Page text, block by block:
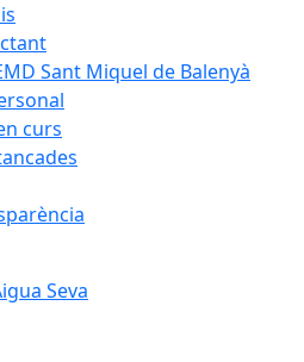
Sant Miquel de Balenyà
curs
Seva